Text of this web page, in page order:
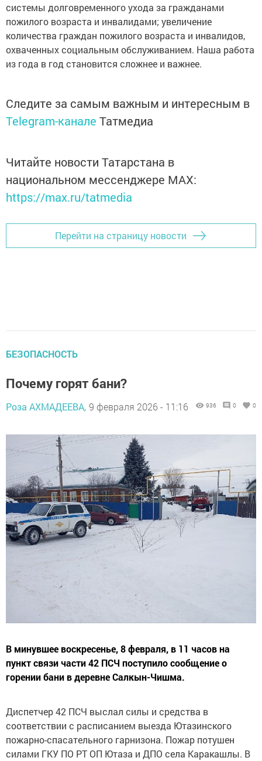
системы долговременного ухода за гражданами
пожилого возраста и инвалидами; увеличение
количества граждан пожилого возраста и инвалидов,
охваченных социальным обслуживанием. Наша работа
из года в год становится сложнее и важнее.
Следите за самым важным и интересным в
Telegram-канале Татмедиа
Читайте новости Татарстана в
национальном мессенджере MАХ:
https://max.ru/tatmedia
Перейти на страницу новости
БЕЗОПАСНОСТЬ
Почему горят бани?
Роза АХМАДЕЕВА, 9 февраля 2026 - 11:16 936 0 0
В минувшее воскресенье, 8 февраля, в 11 часов на
пункт связи части 42 ПСЧ поступило сообщение о
горении бани в деревне Салкын-Чишма.
Диспетчер 42 ПСЧ выслал силы и средства в
соответствии с расписанием выезда Ютазинского
пожарно-спасательного гарнизона. Пожар потушен
силами ГКУ ПО РТ ОП Ютаза и ДПО села Каракашлы. В